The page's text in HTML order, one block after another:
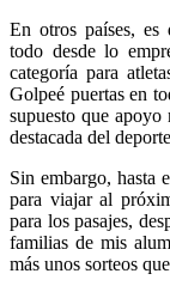
En otros países, es
todo desde lo
categoría para
Golpeé puertas en
supuesto que
destacada del
Sin embargo, hasta
para viajar al
para los pasajes,
familias de mis
más unos sorteos